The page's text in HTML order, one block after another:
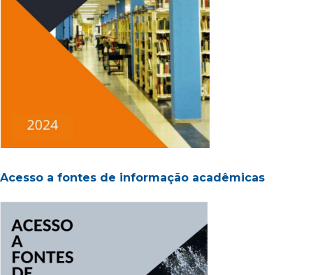
Acesso a fontes de informação acadêmicas